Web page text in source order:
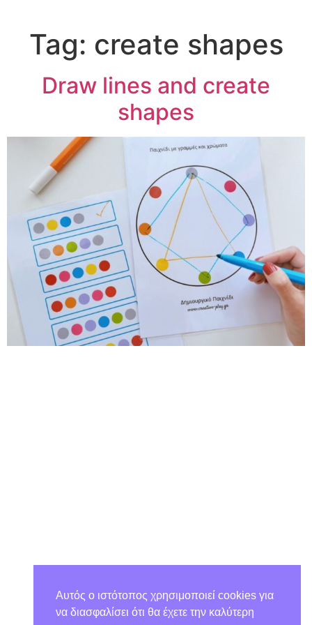
Tag: create shapes
Draw lines and create
shapes
Αυτός ο ιστότοπος χρησιμοποιεί cookies για
να διασφαλίσει ότι θα έχετε την καλύτερη